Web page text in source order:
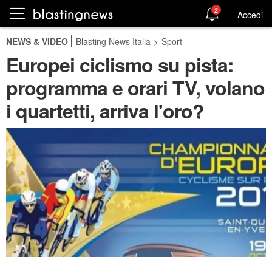
2 Accedi
NEWS & VIDEO Blasting News Italia > Sport
Europei ciclismo su pista:
programma e orari TV, volano
i quartetti, arriva l'oro?